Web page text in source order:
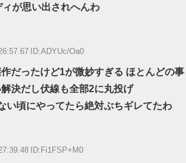
が思い出されへんわ
ID:ADYUc/Oa0
だったけど1が微妙すぎる ほとんどの事
決だし伏線も全部2に丸投げ
い頃にやってたら絶対ぶちギレてたわ
ID:Fi1FSP+M0